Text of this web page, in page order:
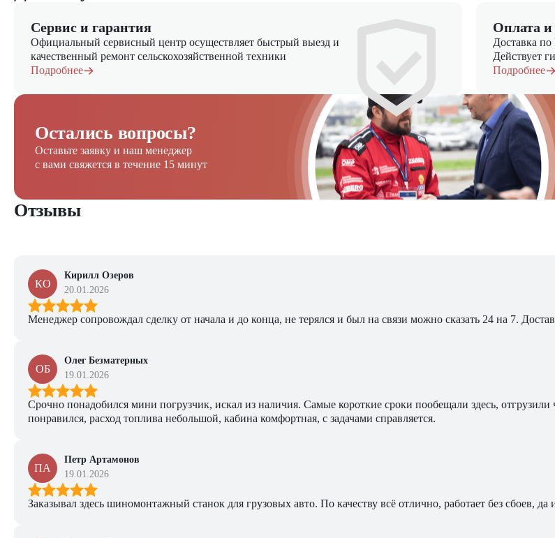
Сервис и гарантия
Официальный сервисный центр осуществляет быстрый выезд и
качественный ремонт сельскохозяйственной техники
Подробнее
Оплата и
Доставка
Действует
Подробнее
Остались вопросы?
Оставьте заявку и наш менеджер
с вами свяжется в течение 15 минут
Отзывы
КО
Кирилл Озеров
20.01.2026
Менеджер сопровождал сделку от начала и до конца, не терялся и был на связи можно сказать 24 на 7.
ОБ
Олег Безматерных
19.01.2026
Срочно понадобился мини погрузчик, искал из наличия. Самые короткие сроки пообещали здесь,
понравился, расход топлива небольшой, кабина комфортная, с задачами справляется.
ПА
Петр Артамонов
19.01.2026
Заказывал здесь шиномонтажный станок для грузовых авто. По качеству всё отлично, работает без сбоев,